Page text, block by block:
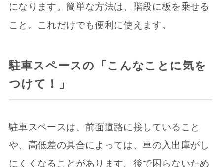
になります。簡単な方法は、階段に板を乗せる
こと。これだけでも便利に使えます。
駐車スペースの「こんなことに気を
つけて！」
駐車スペースは、前面道路に接していること
や、高低差の具合によっては、車の入出庫がし
にくくなることがあります。後で困らないため